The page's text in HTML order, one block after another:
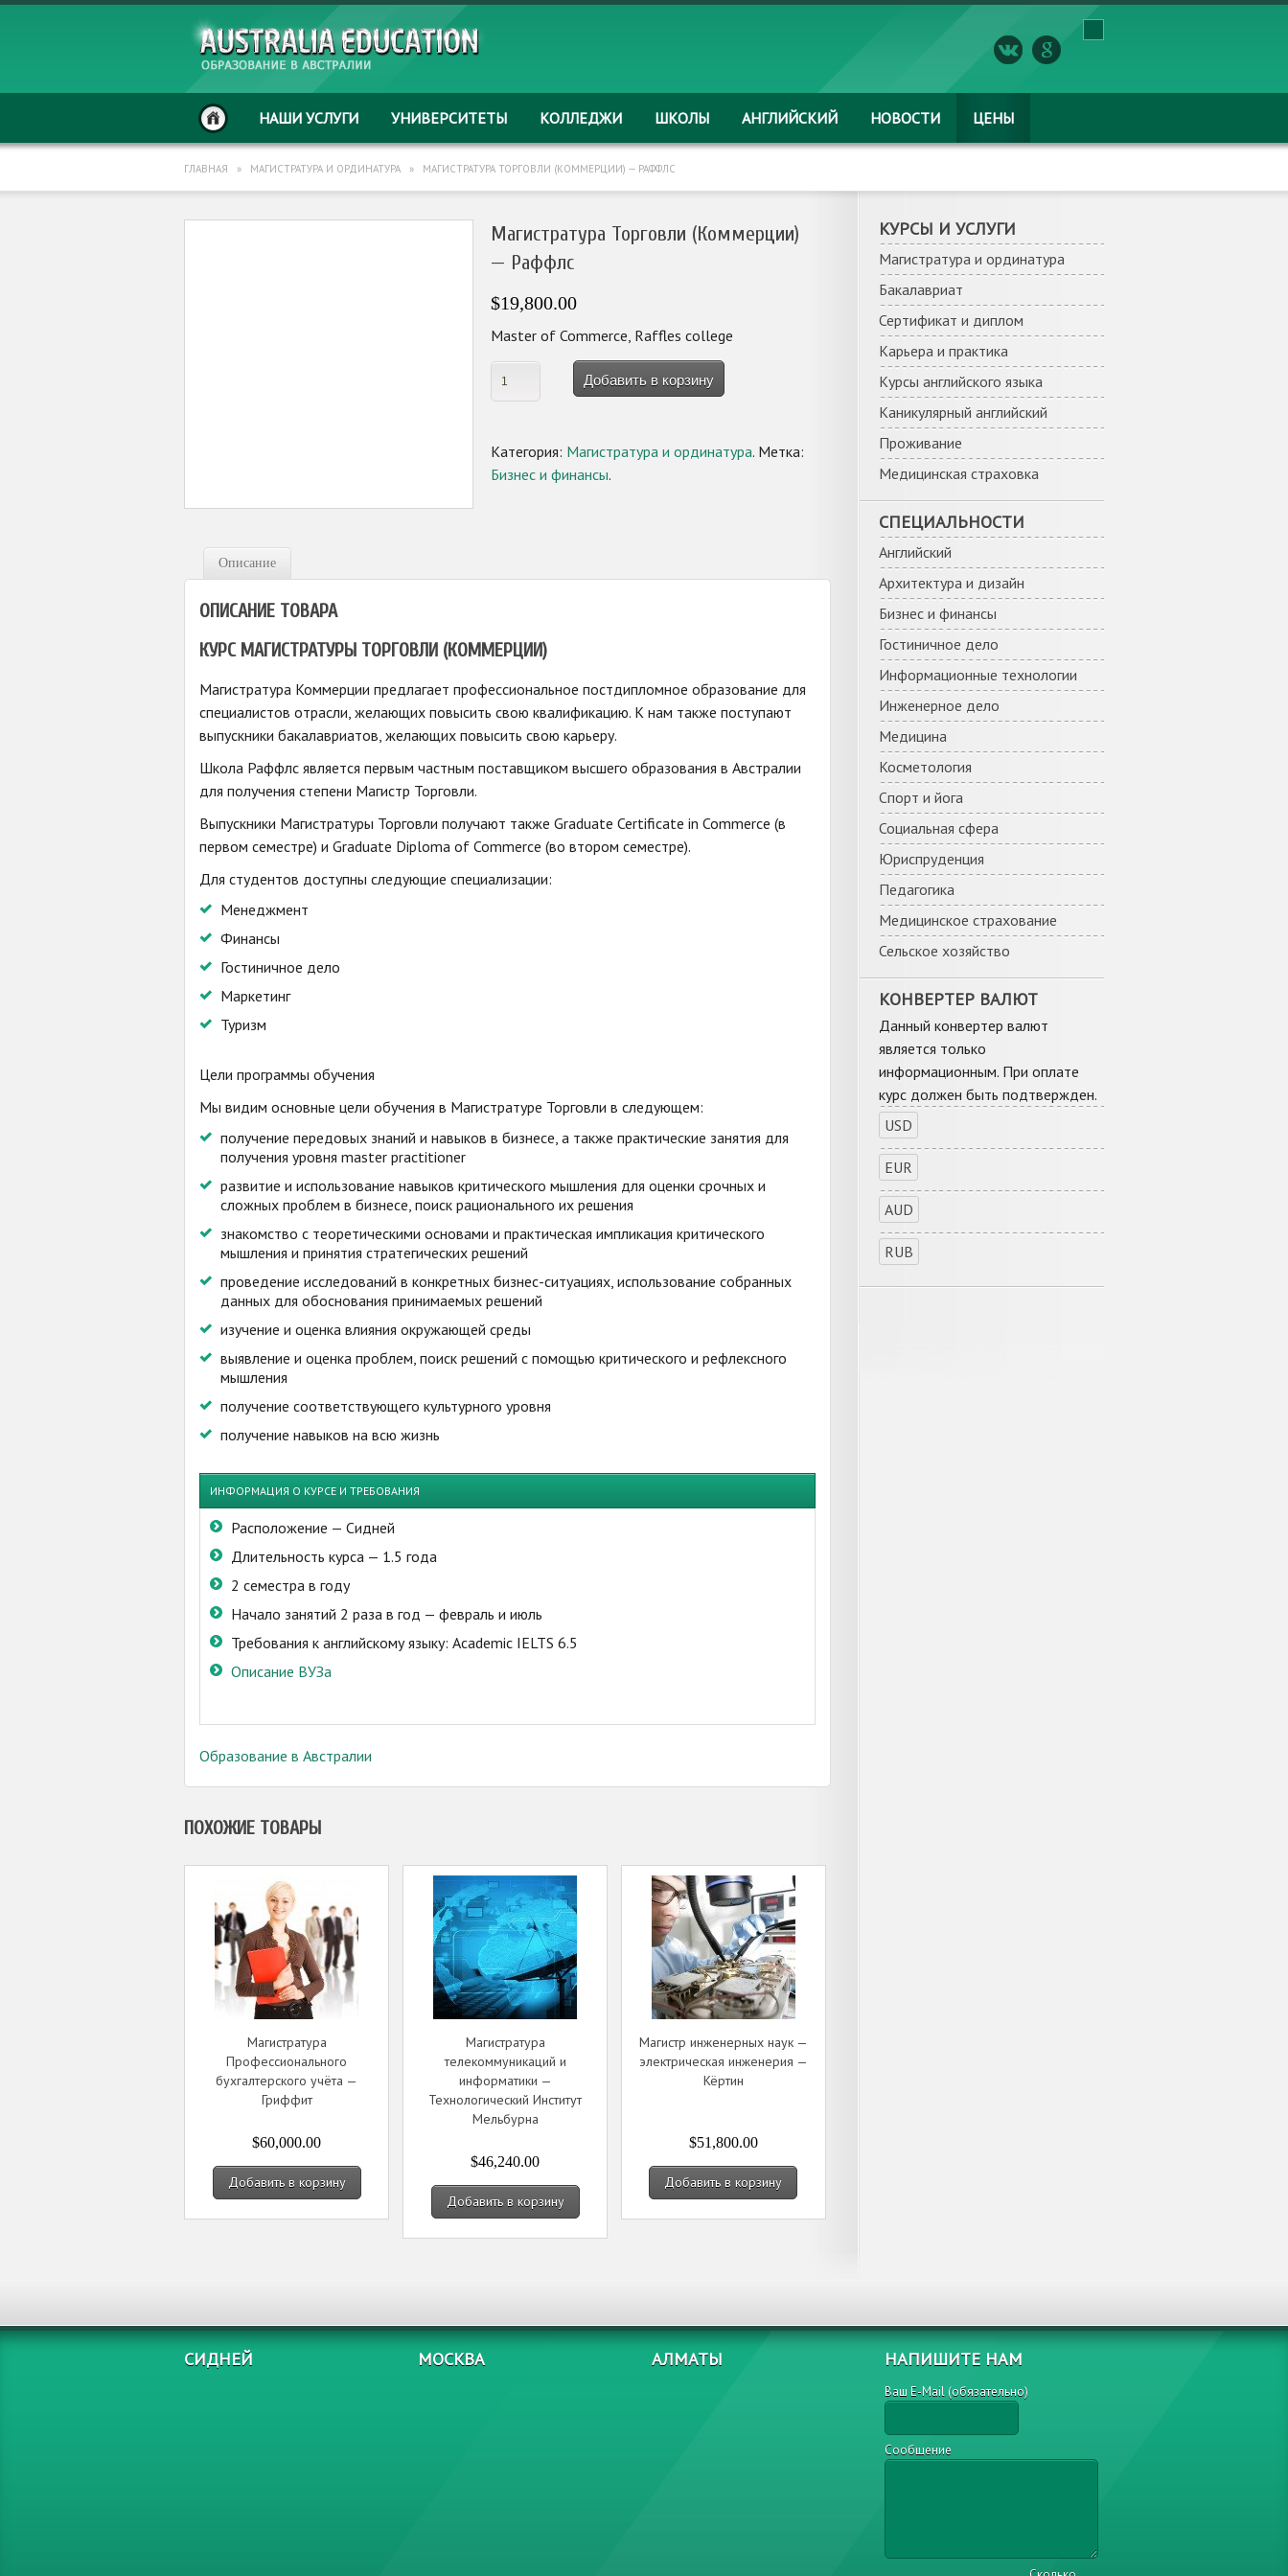
НАШИ УСЛУГИ УНИВЕРСИТЕТЫ КОЛЛЕДЖИ ШКОЛЫ АНГЛИЙСКИЙ НОВОСТИ ЦЕНЫ
ГЛАВНАЯ » МАГИСТРАТУРА И ОРДИНАТУРА » МАГИСТРАТУРА ТОРГОВЛИ (КОММЕРЦИИ) — РАФФЛС
Магистратура Торговли (Коммерции)
— Раффлс
$19,800.00
Master of Commerce, Raffles college
Добавить в корзину
Категория: Магистратура и ординатура. Метка:
Бизнес и финансы.
Описание
ОПИСАНИЕ ТОВАРА
КУРС МАГИСТРАТУРЫ ТОРГОВЛИ (КОММЕРЦИИ)
Магистратура Коммерции предлагает профессиональное постдипломное образование для
специалистов отрасли, желающих повысить свою квалификацию. К нам также поступают
выпускники бакалавриатов, желающих повысить свою карьеру.
Школа Раффлс является первым частным поставщиком высшего образования в Австралии
для получения степени Магистр Торговли.
Выпускники Магистратуры Торговли получают также Graduate Certificate in Commerce (в
первом семестре) и Graduate Diploma of Commerce (во втором семестре).
Для студентов доступны следующие специализации:
Менеджмент
Финансы
Гостиничное дело
Маркетинг
Туризм
Цели программы обучения
Мы видим основные цели обучения в Магистратуре Торговли в следующем:
получение передовых знаний и навыков в бизнесе, а также практические занятия для
получения уровня master practitioner
развитие и использование навыков критического мышления для оценки срочных и
сложных проблем в бизнесе, поиск рационального их решения
знакомство с теоретическими основами и практическая импликация критического
мышления и принятия стратегических решений
проведение исследований в конкретных бизнес-ситуациях, использование собранных
данных для обоснования принимаемых решений
изучение и оценка влияния окружающей среды
выявление и оценка проблем, поиск решений с помощью критического и рефлексного
мышления
получение соответствующего культурного уровня
получение навыков на всю жизнь
ИНФОРМАЦИЯ О КУРСЕ И ТРЕБОВАНИЯ
Расположение — Сидней
Длительность курса — 1.5 года
2 семестра в году
Начало занятий 2 раза в год — февраль и июль
Требования к английскому языку: Academic IELTS 6.5
Описание ВУЗа
Образование в Австралии
ПОХОЖИЕ ТОВАРЫ
Магистратура
Профессионального
бухгалтерского учёта —
Гриффит
$60,000.00
Добавить в корзину
Магистратура
телекоммуникаций и
информатики —
Технологический Институт
Мельбурна
$46,240.00
Добавить в корзину
Магистр инженерных наук —
электрическая инженерия —
Кёртин
$51,800.00
Добавить в корзину
КУРСЫ И УСЛУГИ
Магистратура и ординатура
Бакалавриат
Сертификат и диплом
Карьера и практика
Курсы английского языка
Каникулярный английский
Проживание
Медицинская страховка
СПЕЦИАЛЬНОСТИ
Английский
Архитектура и дизайн
Бизнес и финансы
Гостиничное дело
Информационные технологии
Инженерное дело
Медицина
Косметология
Спорт и йога
Социальная сфера
Юриспруденция
Педагогика
Медицинское страхование
Сельское хозяйство
КОНВЕРТЕР ВАЛЮТ
Данный конвертер валют
является только
информационным. При оплате
курс должен быть подтвержден.
USD
EUR
AUD
RUB
СИДНЕЙ МОСКВА АЛМАТЫ НАПИШИТЕ НАМ
Ваш E-Mail (обязательно)
Сообщение